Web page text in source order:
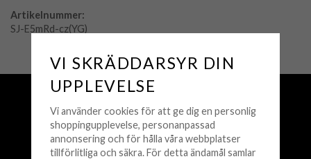
Artikelnummer:
SJ-E5mRd-cz(YG)
Fri frakt över 500 kr
Snabba leveranser (1-3 vardagar)
250 000+ nöjda kunder sedan 2008
Öppet köp 30 dagar
VI SKRÄDDARSYR DIN
UPPLEVELSE
Vi använder cookies för att ge dig en personlig
shoppingupplevelse, personanpassad
annonsering och för hålla våra webbplatser
tillförlitliga och säkra. För detta ändamål samlar